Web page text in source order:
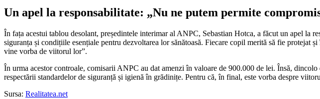
Un apel la responsabilitate: „Nu ne putem permite
În fața acestui tablou desolant, președintele interimar al ANPC, Sebastian Hotca, a făcut un apel la
siguranța și condițiile esențiale pentru dezvoltarea lor sănătoasă. Fiecare copil merită să fie
vine vorba de viitorul lor”.
În urma acestor controale, comisarii ANPC au dat amenzi în valoare de 900.000 de lei. Însă,
respectării standardelor de siguranță și igienă în grădinițe. Pentru că, în final, este vorba despre
Sursa: Realitatea.net